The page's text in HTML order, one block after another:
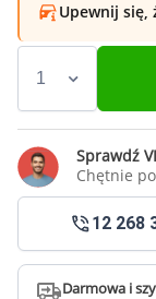
Upewnij się,
Sprawdź
Chętnie
12 268
Darmowa i